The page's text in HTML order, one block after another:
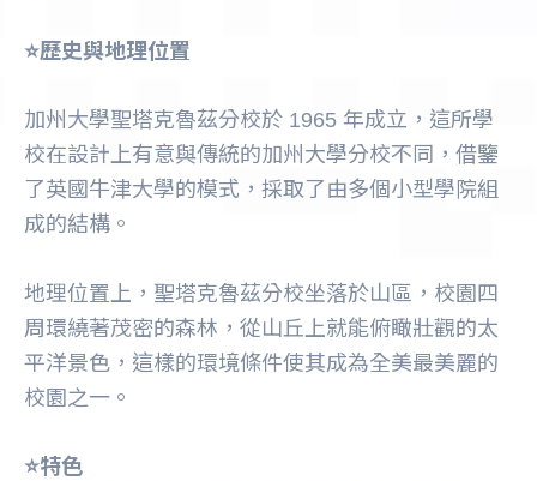
⭐️歷史與地理位置
加州大學聖塔克魯茲分校於 1965 年成立，這所學
校在設計上有意與傳統的加州大學分校不同，借鑒
了英國牛津大學的模式，採取了由多個小型學院組
成的結構。
地理位置上，聖塔克魯茲分校坐落於山區，校園四
周環繞著茂密的森林，從山丘上就能俯瞰壯觀的太
平洋景色，這樣的環境條件使其成為全美最美麗的
校園之一。
⭐️特色